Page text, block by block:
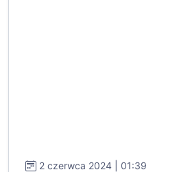
2 czerwca 2024 | 01:39